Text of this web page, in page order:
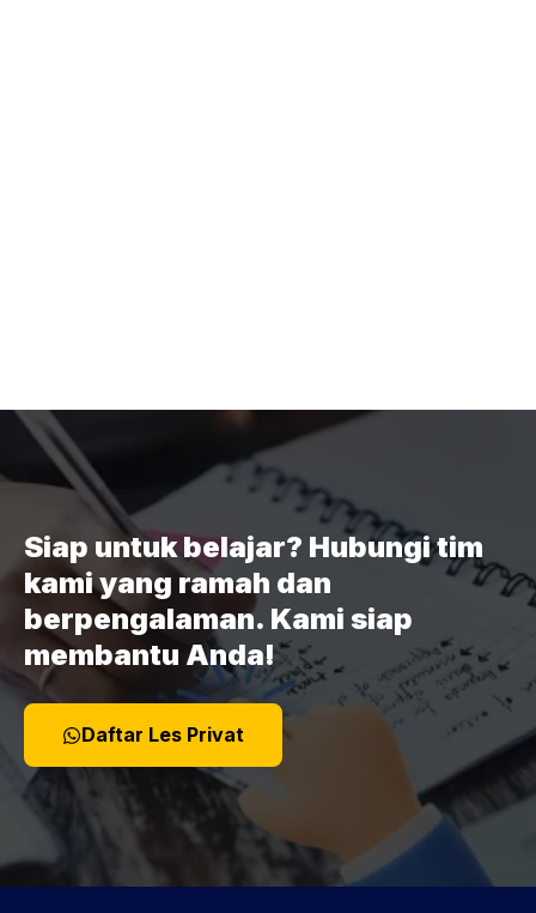
Siap untuk belajar? Hubungi tim
kami yang ramah dan
berpengalaman. Kami siap
membantu Anda!
Daftar Les Privat